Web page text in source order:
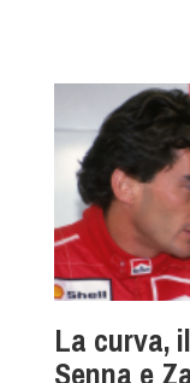
La curva,